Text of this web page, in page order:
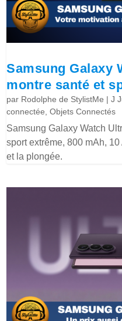
Samsung Galaxy
montre santé et
par Rodolphe de StylistMe |J
connectée ,Objets Connectés
Samsung Galaxy Watch
sport extrême, 800 mAh,
et la plongée.